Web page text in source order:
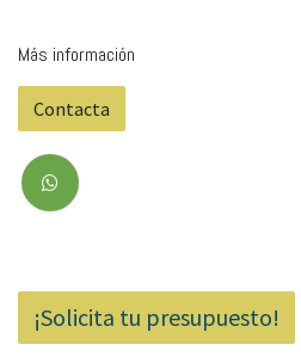
Más información
Contacta
¡Solicita tu presupuesto!